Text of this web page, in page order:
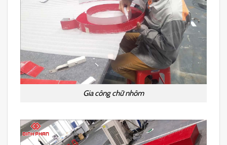
Gia công chữ nhôm